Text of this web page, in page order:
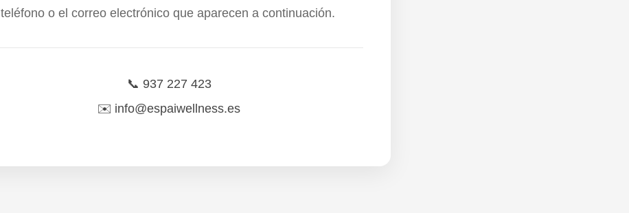
teléfono o el correo electrónico que aparecen a continuación.
📞 937 227 423
✉️ info@espaiwellness.es